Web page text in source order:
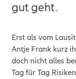
gut geht.
Erst als vom
Antje Frank kurz
doch nicht alles
Tag für Tag